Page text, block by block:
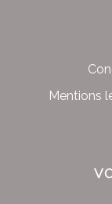
Mentions